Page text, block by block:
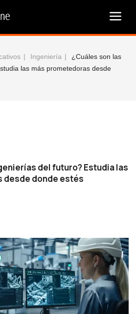
Ingeniería
¿Cuáles son las
las más prometedoras desde
del futuro? Estudia las
desde donde estés